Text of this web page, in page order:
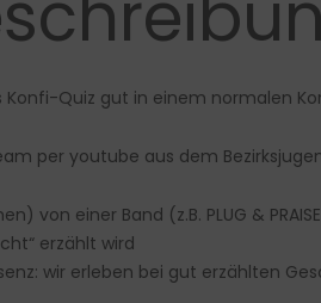
Konfi-Quiz gut in einem normalen
per youtube aus dem
von einer Band (z.B. PLUG &
erzählt wird
wir erleben bei gut erzählten